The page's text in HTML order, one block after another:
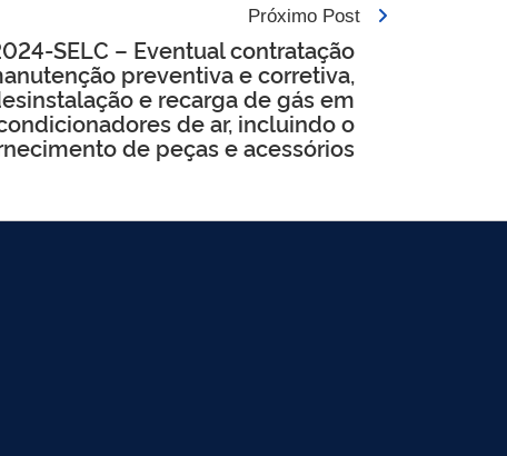
Próximo Post
SELC – Eventual contratação
preventiva e corretiva,
e recarga de gás em
de ar, incluindo o
de peças e acessórios